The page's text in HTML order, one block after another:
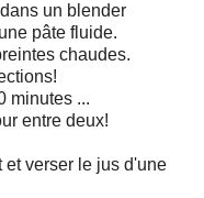
un blender
pâte fluide.
chaudes.
minutes ...
entre deux!
et verser le jus d'une